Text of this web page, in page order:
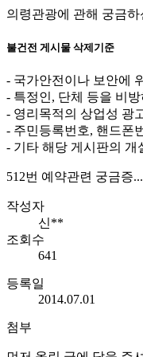
의령관광에 관해 궁금
불건전 게시물 삭제기준
- 국가안전이나 보안에
- 특정인, 단체 등을 비
- 영리목적의 상업성 광
- 주민등록번호, 핸드폰
- 기타 해당 게시판의 개
512번 예약관련 궁금증
작성자
신**
조회수
641
등록일
2014.07.01
첨부